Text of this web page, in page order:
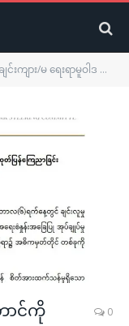
င်းကျား/မ ရေးရာမူဝါဒ မူဘောင်ကို ရေးဆွဲချမှတ်နိုင်ပြီဟု ဆို
ောင်ကို
0